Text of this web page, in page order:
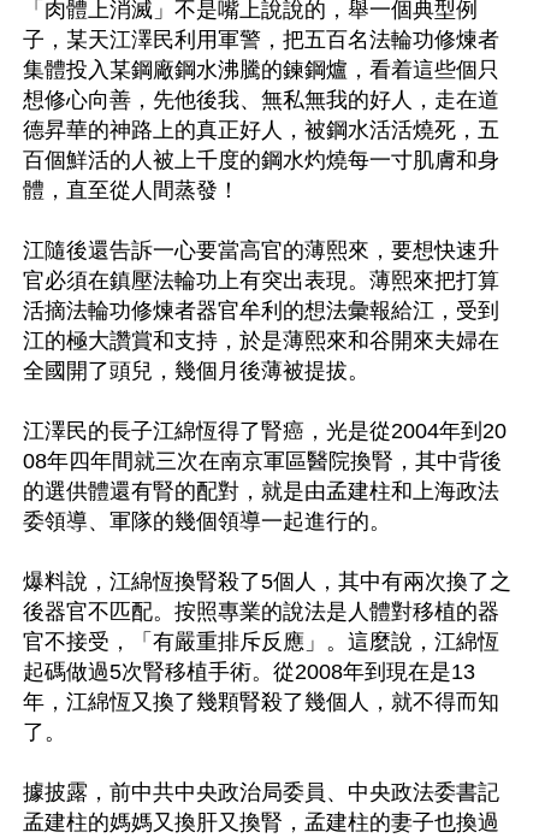
「肉體上消滅」不是嘴上說說的，舉一個典型例
子，某天江澤民利用軍警，把五百名法輪功修煉者
集體投入某鋼廠鋼水沸騰的鍊鋼爐，看着這些個只
想修心向善，先他後我、無私無我的好人，走在道
德昇華的神路上的真正好人，被鋼水活活燒死，五
百個鮮活的人被上千度的鋼水灼燒每一寸肌膚和身
體，直至從人間蒸發！
江隨後還告訴一心要當高官的薄熙來，要想快速升
官必須在鎮壓法輪功上有突出表現。薄熙來把打算
活摘法輪功修煉者器官牟利的想法彙報給江，受到
江的極大讚賞和支持，於是薄熙來和谷開來夫婦在
全國開了頭兒，幾個月後薄被提拔。
江澤民的長子江綿恆得了腎癌，光是從2004年到20
08年四年間就三次在南京軍區醫院換腎，其中背後
的選供體還有腎的配對，就是由孟建柱和上海政法
委領導、軍隊的幾個領導一起進行的。
爆料說，江綿恆換腎殺了5個人，其中有兩次換了之
後器官不匹配。按照專業的說法是人體對移植的器
官不接受，「有嚴重排斥反應」。這麼說，江綿恆
起碼做過5次腎移植手術。從2008年到現在是13
年，江綿恆又換了幾顆腎殺了幾個人，就不得而知
了。
據披露，前中共中央政治局委員、中央政法委書記
孟建柱的媽媽又換肝又換腎，孟建柱的妻子也換過